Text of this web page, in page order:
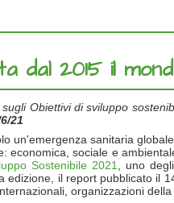
dal 2015 il
Obiettivi di sviluppo
21
un'emergenza sanitaria
economica, sociale e
Sostenibile 2021
, uno
edizione, il report pubblicato
organizzazioni della